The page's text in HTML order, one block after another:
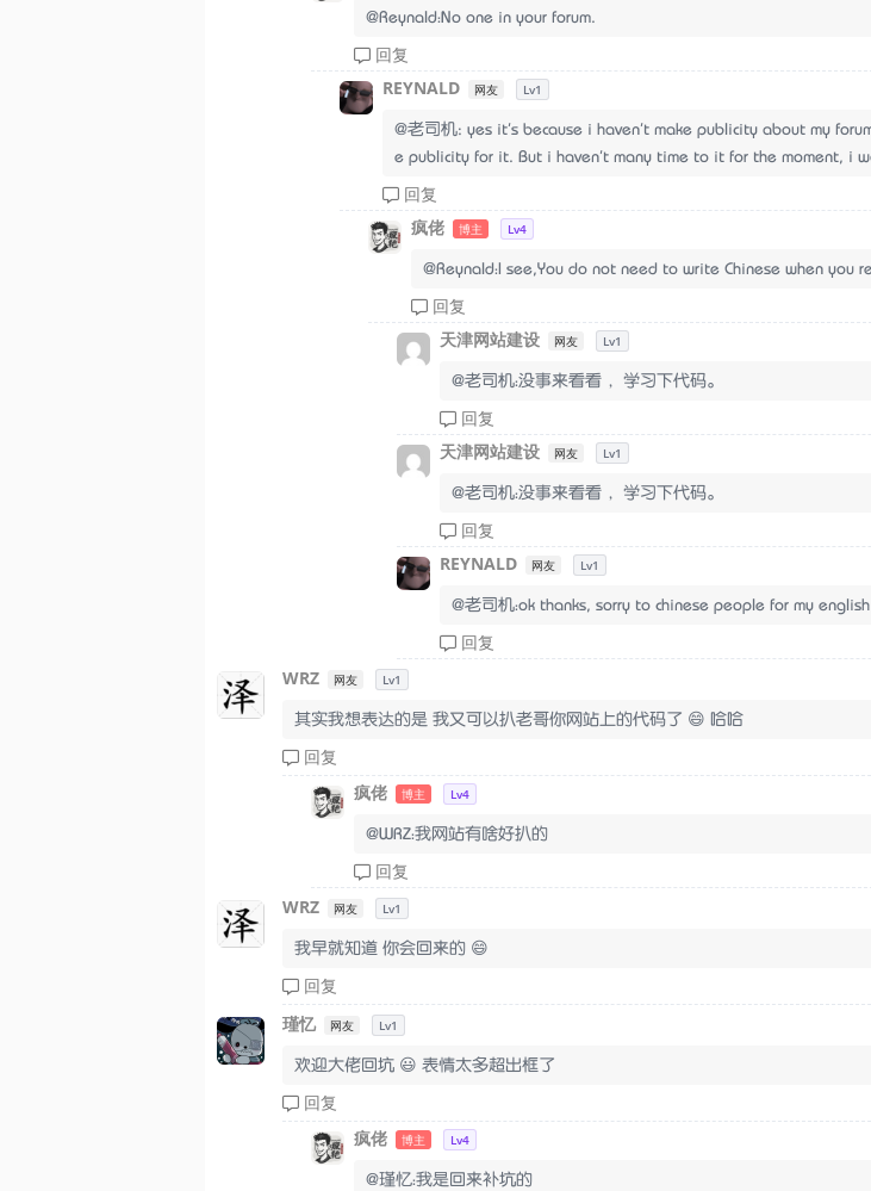
@Reynald：No one in your forum.
回复
REYNALD
网友 Lv1
@老司机: yes it's because i haven't make publicity about my
e publicity for it. But i haven't many time to it for the moment, i
回复
疯佬
博主 Lv4
@Reynald：I see,You do not need to write Chinese when you
回复
天津网站建设
网友 Lv1
@老司机：没事来看看 ，学习下代码。
回复
天津网站建设
网友 Lv1
@老司机：没事来看看 ，学习下代码。
回复
REYNALD
网友 Lv1
@老司机：ok thanks, sorry to chinese people for my
回复
WRZ
网友 Lv1
其实我想表达的是 我又可以扒老哥你网站上的代码了 😄 哈哈
回复
疯佬
博主 Lv4
@WRZ：我网站有啥好扒的
回复
WRZ
网友 Lv1
我早就知道 你会回来的 😄
回复
瑾忆
网友 Lv1
欢迎大佬回坑 😃 表情太多超出框了
回复
疯佬
博主 Lv4
@瑾忆：我是回来补坑的